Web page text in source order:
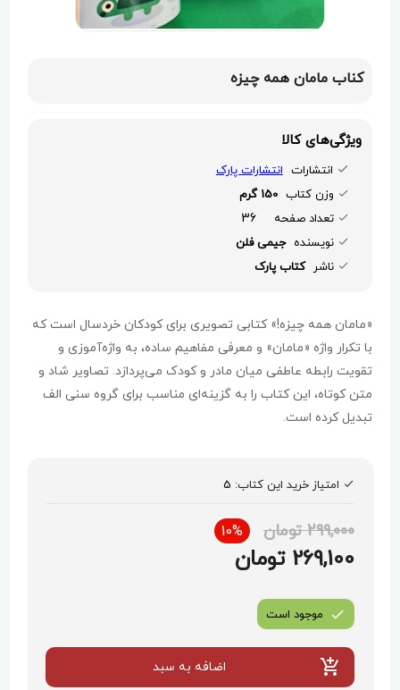
کناب مامان همه چیزه
ویژگی‌های کالا
انتشارات انتشارات پارک
وزن کتاب 150 گرم
تعداد صفحه
36
نویسنده جیمی فلن
ناشر کتاب پارک
«مامان همه چیزه!» کتابی تصویری برای کودکان خردسال است که
با تکرار واژه «مامان» و معرفی مفاهیم ساده، به واژه‌آموزی و
تقویت رابطه عاطفی میان مادر و کودک می‌پردازد. تصاویر شاد و
متن کوتاه، این کتاب را به گزینه‌ای مناسب برای گروه سنی الف
تبدیل کرده است.
امتیاز خرید این کتاب: 5
299,000 تومان 10%
269,100 تومان
موجود است
اضافه به سبد